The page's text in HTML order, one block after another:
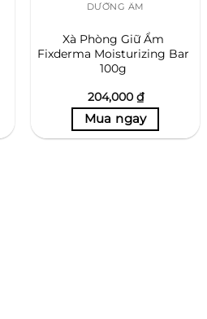
DƯỠNG ẨM
Xà Phòng Giữ Ẩm
Fixderma Moisturizing Bar
100g
204,000₫